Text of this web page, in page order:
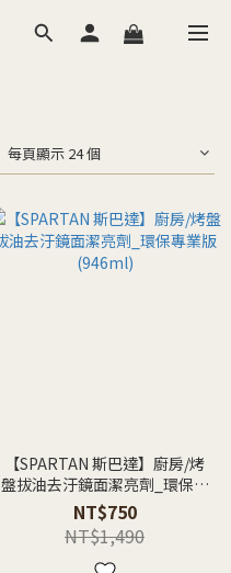
每頁顯示 24 個
【SPARTAN 斯巴達】廚房/烤
盤拔油去汙鏡面潔亮劑_環保專
業版(946ml)
NT$750
NT$1,490